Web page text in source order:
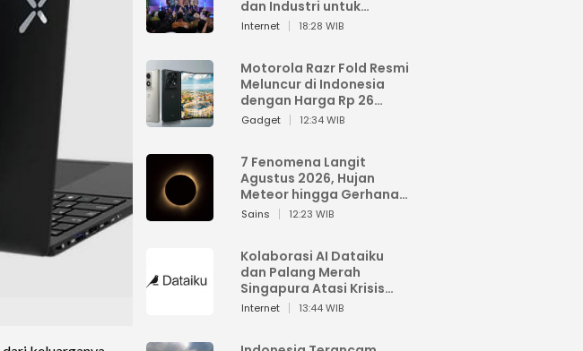
dan Industri untuk
Percepatan
Internet 18:28 WIB
Motorola Razr Fold Resmi
Meluncur di Indonesia
dengan Harga Rp 26
Jutaan
Gadget 12:34 WIB
7 Fenomena Langit
Agustus 2026, Hujan
Meteor hingga Gerhana
Matahari
Sains 12:23 WIB
Kolaborasi AI Dataiku
dan Palang Merah
Singapura Atasi Krisis
Bencana
Internet 13:44 WIB